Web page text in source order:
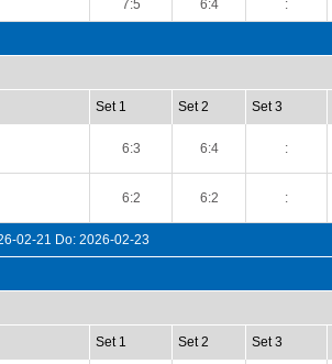
7:5 6:4 :
Set 1 Set 2 Set 3
6:3 6:4 :
6:2 6:2 :
02-21 Do: 2026-02-23
Set 1 Set 2 Set 3